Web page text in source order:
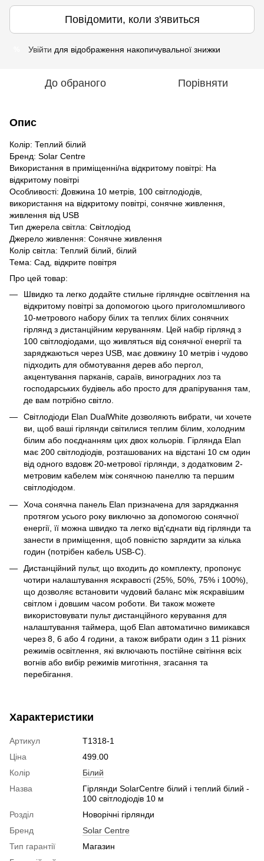
Повідомити, коли з'явиться
Увійти для відображення накопичувальної знижки
До обраного Порівняти
Опис
Колір: Теплий білий
Бренд: Solar Centre
Використання в приміщенні/на відкритому повітрі: На
відкритому повітрі
Особливості: Довжина 10 метрів, 100 світлодіодів,
використання на відкритому повітрі, сонячне живлення,
живлення від USB
Тип джерела світла: Світлодіод
Джерело живлення: Сонячне живлення
Колір світла: Теплий білий, білий
Тема: Сад, відкрите повітря
Про цей товар:
Швидко та легко додайте стильне гірляндне освітлення на
відкритому повітрі за допомогою цього приголомшливого
10-метрового набору білих та теплих білих сонячних
гірлянд з дистанційним керуванням. Цей набір гірлянд з
100 світлодіодами, що живляться від сонячної енергії та
заряджаються через USB, має довжину 10 метрів і чудово
підходить для обмотування дерев або пергол,
акцентування парканів, сараїв, виноградних лоз та
господарських будівель або просто для драпірування там,
де вам потрібно світло.
Світлодіоди Elan DualWhite дозволяють вибрати, чи хочете
ви, щоб ваші гірлянди світилися теплим білим, холодним
білим або поєднанням цих двох кольорів. Гірлянда Elan
має 200 світлодіодів, розташованих на відстані 10 см один
від одного вздовж 20-метрової гірлянди, з додатковим 2-
метровим кабелем між сонячною панеллю та першим
світлодіодом.
Хоча сонячна панель Elan призначена для заряджання
протягом усього року виключно за допомогою сонячної
енергії, її можна швидко та легко від'єднати від гірлянди та
занести в приміщення, щоб повністю зарядити за кілька
годин (потрібен кабель USB-C).
Дистанційний пульт, що входить до комплекту, пропонує
чотири налаштування яскравості (25%, 50%, 75% і 100%),
що дозволяє встановити чудовий баланс між яскравішим
світлом і довшим часом роботи. Ви також можете
використовувати пульт дистанційного керування для
налаштування таймера, щоб Elan автоматично вимикався
через 8, 6 або 4 години, а також вибрати один з 11 різних
режимів освітлення, які включають постійне світіння всіх
вогнів або вибір режимів миготіння, згасання та
перебігання.
Характеристики
Артикул
T1318-1
Ціна
499.00
Колір
Білий
Назва
Гірлянди SolarCentre білий і теплий білий -
100 світлодіодів 10 м
Розділ
Новорічні гірлянди
Бренд
Solar Centre
Тип гарантії
Магазин